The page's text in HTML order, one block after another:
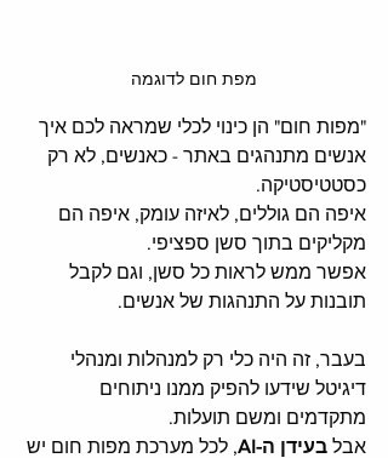
מפת חום לדוגמה
"מפות חום" הן כינוי לכלי שמראה לכם איך
אנשים מתנהגים באתר - כאנשים, לא רק
כסטטיסטיקה.
איפה הם גוללים, לאיזה עומק, איפה הם
מקליקים בתוך סשן ספציפי.
אפשר ממש לראות כל סשן, וגם לקבל
תובנות על התנהגות של אנשים.
בעבר, זה היה כלי רק למנהלות ומנהלי
דיגיטל שידעו להפיק ממנו ניתוחים
מתקדמים ומשם תועלות.
אבל בעידן ה-AI
, לכל מערכת מפות חום יש